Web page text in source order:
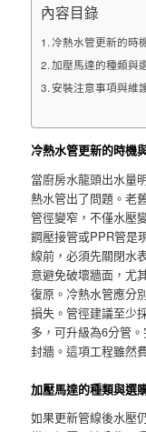
內容目錄
冷熱水管更新的時
加壓馬達的種類與
安裝注意事項與維
冷熱水管更新的時機
當廚房水龍頭出水量
熱水管出了問題。老
管徑變窄，不僅水壓
鋼壓接管或PPR管是
線前，必須先關閉水
意避免破壞牆面，尤
復原。冷熱水管應分
損失。管徑建議至少
多，可升級為6分管
封牆。這項工程雖然
加壓馬達的種類與選
如果更新管線後水壓